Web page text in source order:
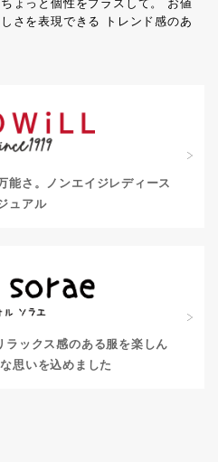
ょっと個性をプラスして。
お値
さを表現できる
トレンド感のあ
能さ。
ノンエイジレディース
ュアル
ラックス感のある服を楽しん
思いを込めました